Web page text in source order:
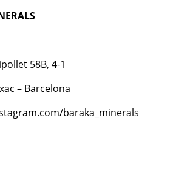
58B, 4-1
– Barcelona
baraka_minerals